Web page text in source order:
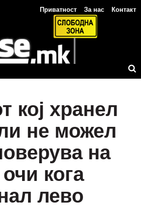
Приватност За нас Контакт
кој хранел
не можел
на
кога
лево